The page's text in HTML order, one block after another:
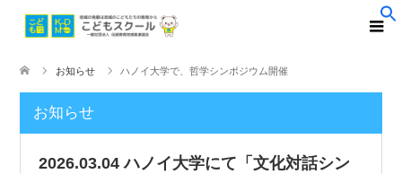
お知らせ ハノイ大学で、哲学シンポジウム開催
お知らせ
2026.03.04 ハノイ大学にて「文化対話シン